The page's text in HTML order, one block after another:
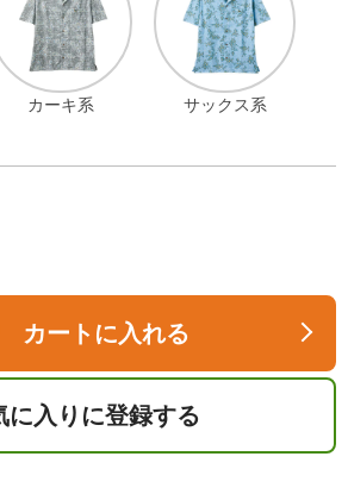
カーキ系 サックス系
カートに入れる
に入りに登録する